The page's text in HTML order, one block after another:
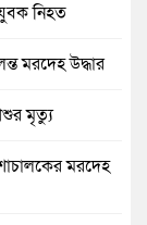
নিহত
মরদেহ উদ্ধার
মৃত্যু
মরদেহ